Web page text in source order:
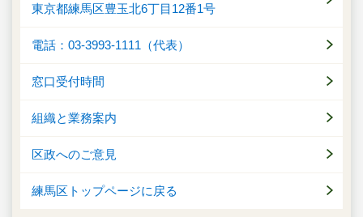
東京都練馬区豊玉北6丁目12番1号
電話：03-3993-1111（代表）
窓口受付時間
組織と業務案内
区政へのご意見
練馬区トップページに戻る